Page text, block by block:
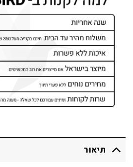
תיאור